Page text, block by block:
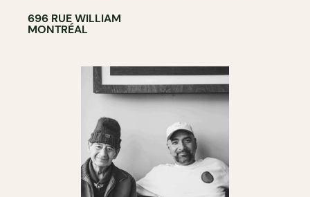
696 RUE WILLIAM
MONTRÉAL